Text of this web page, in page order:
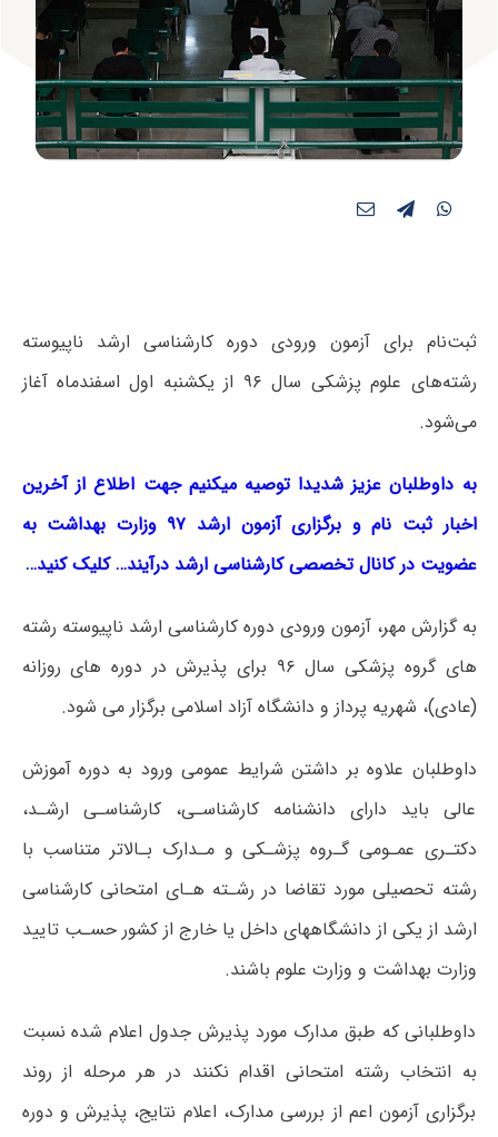
ثبت‌نام برای آزمون ورودی دوره کارشناسی ارشد ناپیوسته
رشته‌های علوم پزشکی سال ۹۶ از یکشنبه اول اسفندماه آغاز
می‌شود.
به داوطلبان عزیز شدیدا توصیه میکنیم جهت اطلاع از آخرین
اخبار ثبت نام و برگزاری آزمون ارشد ۹۷ وزارت بهداشت به
عضویت در کانال تخصصی کارشناسی ارشد درآیند… کلیک کنید…
به گزارش مهر، آزمون ورودی دوره کارشناسی ارشد ناپیوسته رشته
های گروه پزشکی سال ۹۶ برای پذیرش در دوره های روزانه
(عادی)، شهریه پرداز و دانشگاه آزاد اسلامی برگزار می شود.
داوطلبان علاوه بر داشتن شرایط عمومی ورود به دوره آموزش
عالی باید دارای دانشنامه کارشناسـی، کارشناسـی ارشـد،
دکتـری عمـومی گـروه پزشـکی و مـدارک بـالاتر متناسب با
رشته تحصیلی مورد تقاضا در رشـته هـای امتحانی کارشناسی
ارشد از یکی از دانشگاههای داخل یا خارج از کشور حسـب تایید
وزارت بهداشت و وزارت علوم باشند.
داوطلبانی که طبق مدارک مورد پذیرش جدول اعلام شده نسبت
به انتخاب رشته امتحانی اقدام نکنند در هر مرحله از روند
برگزاری آزمون اعم از بررسی مدارک، اعلام نتایج، پذیرش و دوره